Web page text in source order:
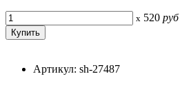
x 520 руб
Артикул: sh-27487